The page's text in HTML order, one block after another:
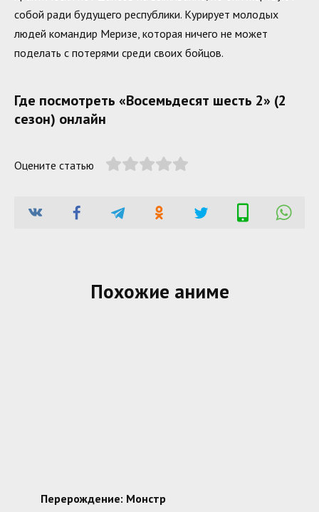
собой ради будущего республики. Курирует молодых
людей командир Меризе, которая ничего не может
поделать с потерями среди своих бойцов.
Где посмотреть «Восемьдесят шесть 2» (2
сезон) онлайн
Оцените статью
Похожие аниме
Перерождение: Монстр